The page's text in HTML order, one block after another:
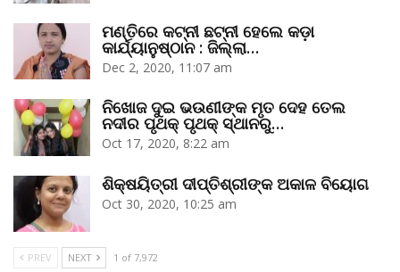
ମଣ୍ତିରେ କଟ୍‌ନୀ ଛଟ୍‌ନୀ ହେଲେ କଡ଼ା
କାର୍ଯ୍ୟାନୁଷ୍ଠାନ : ଜିଲ୍ଲା…
Dec 2, 2020, 11:07 am
ନିଖୋଜ ଦୁଇ ଭଉଣୀଙ୍କ ମୃତ ଦେହ ତେଲ
ନଦୀର ପୃଥକ୍‌ ପୃଥକ୍‌ ସ୍ଥାନରୁ…
Oct 17, 2020, 8:22 am
ଶିକ୍ଷୟିତ୍ରୀ ଦୀପ୍ତିଶ୍ରୀଙ୍କ ଅକାଳ ବିୟୋଗ
Oct 30, 2020, 10:25 am
PREV NEXT 1 of 7,972